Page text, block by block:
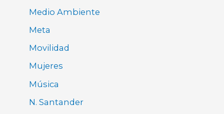
Medio Ambiente
Meta
Movilidad
Mujeres
Música
N. Santander